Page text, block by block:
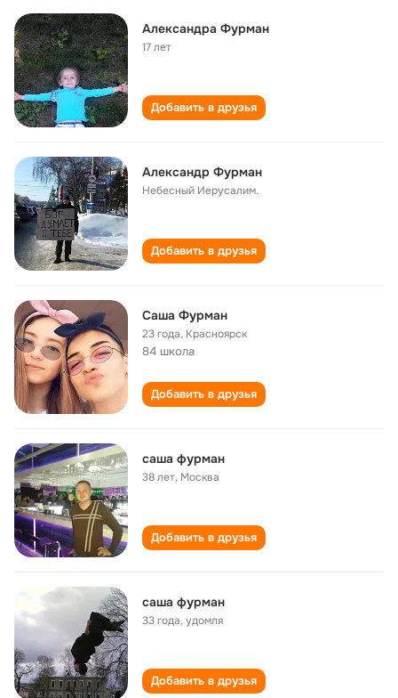
Александра Фурман
17 лет
Добавить в друзья
Александр Фурман
Небесный Иерусалим.
Добавить в друзья
Саша Фурман
23 года, Красноярск
84 школа
Добавить в друзья
саша фурман
38 лет, Москва
Добавить в друзья
саша фурман
33 года,удомля
Добавить в друзья